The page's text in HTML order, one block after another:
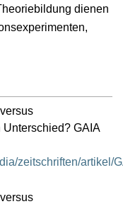
dienen
Unterschied? GAIA
zeitschriften/artikel/